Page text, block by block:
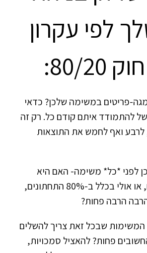
לפי עקרון
20:
פריטים במשימה שלכן? כדאי
להתמודד איתם קודם כל. רק זה
לרבע ואף לחמש את התוצאות
לפני *כל* משימה- האם היא
ב-20% העליונים, או אולי בכלל ב-80% התחתונים,
הרבה פחות?
המשימות שבכל זאת צריך להשלים
הן ב-80% החשובים פחות? להאציל סמכויות,